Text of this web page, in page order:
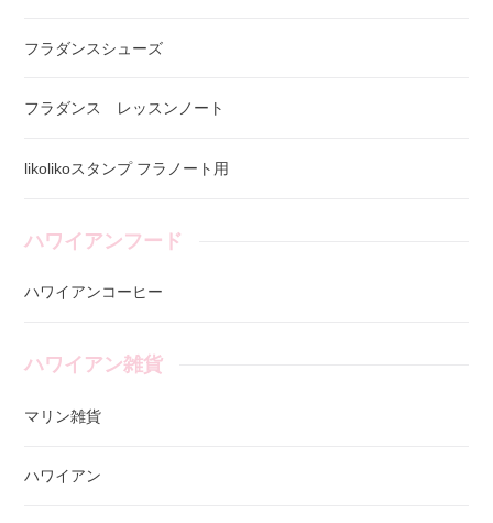
フラダンスシューズ
フラダンス レッスンノート
likolikoスタンプ フラノート用
ハワイアンフード
ハワイアンコーヒー
ハワイアン雑貨
マリン雑貨
ハワイアン